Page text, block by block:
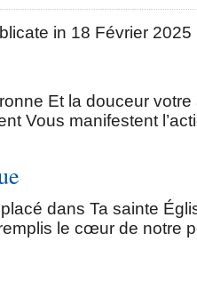
in 18 Février 2025
Et la douceur
Vous manifestent
dans Ta sainte
le cœur de notre